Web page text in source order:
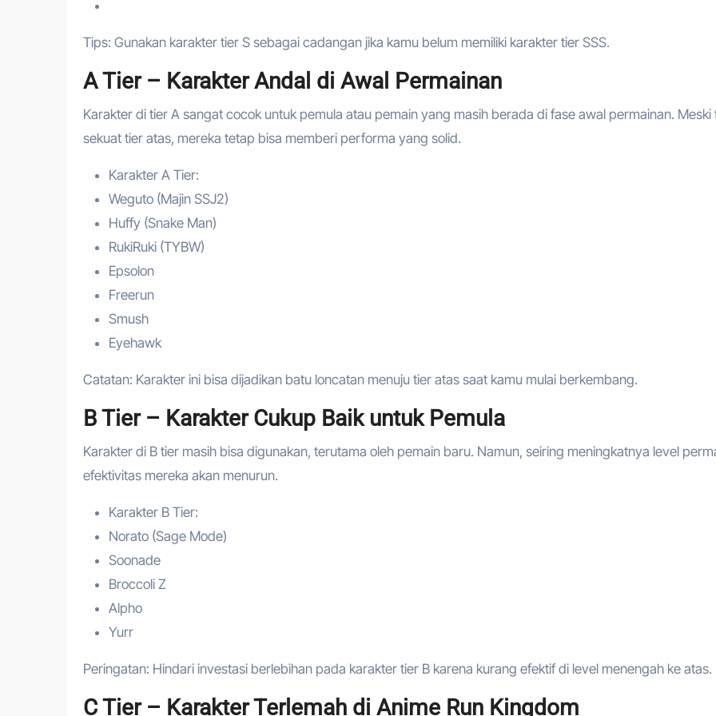
Tips: Gunakan karakter tier S sebagai cadangan jika kamu belum memiliki karakter tier SSS.
A Tier – Karakter Andal di Awal Permainan
Karakter di tier A sangat cocok untuk pemula atau pemain yang masih berada di fase awal permainan. Meski
sekuat tier atas, mereka tetap bisa memberi performa yang solid.
Karakter A Tier:
Weguto (Majin SSJ2)
Huffy (Snake Man)
RukiRuki (TYBW)
Epsolon
Freerun
Smush
Eyehawk
Catatan: Karakter ini bisa dijadikan batu loncatan menuju tier atas saat kamu mulai berkembang.
B Tier – Karakter Cukup Baik untuk Pemula
Karakter di B tier masih bisa digunakan, terutama oleh pemain baru. Namun, seiring meningkatnya level
efektivitas mereka akan menurun.
Karakter B Tier:
Norato (Sage Mode)
Soonade
Broccoli Z
Alpho
Yurr
Peringatan: Hindari investasi berlebihan pada karakter tier B karena kurang efektif di level menengah ke atas.
C Tier – Karakter Terlemah di Anime Run Kingdom